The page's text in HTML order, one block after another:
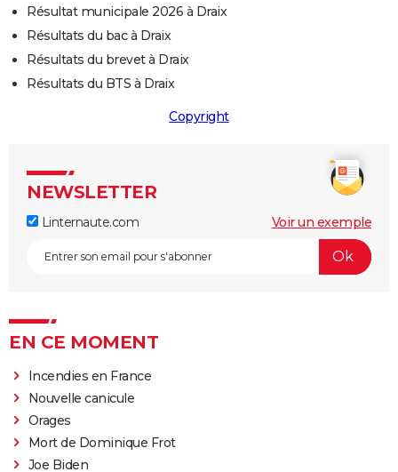
Résultat municipale 2026 à Draix
Résultats du bac à Draix
Résultats du brevet à Draix
Résultats du BTS à Draix
Copyright
NEWSLETTER
Linternaute.com Voir un exemple
EN CE MOMENT
Incendies en France
Nouvelle canicule
Orages
Mort de Dominique Frot
Joe Biden